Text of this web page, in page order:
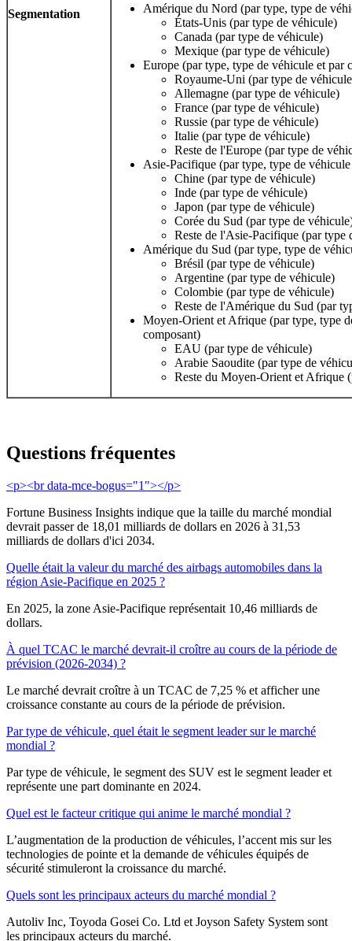
Segmentation
Amérique du Nord (par type, type de
États-Unis (par type de véhicule)
Canada (par type de véhicule)
Mexique (par type de véhicule)
Europe (par type, type de véhicule et par
Royaume-Uni (par type de
Allemagne (par type de véhicule)
France (par type de véhicule)
Russie (par type de véhicule)
Italie (par type de véhicule)
Reste de l'Europe (par type de
Asie-Pacifique (par type, type de
Chine (par type de véhicule)
Inde (par type de véhicule)
Japon (par type de véhicule)
Corée du Sud (par type de
Reste de l'Asie-Pacifique (par type
Amérique du Sud (par type, type de
Brésil (par type de véhicule)
Argentine (par type de véhicule)
Colombie (par type de véhicule)
Reste de l'Amérique du Sud (par
Moyen-Orient et Afrique (par type, type
composant)
EAU (par type de véhicule)
Arabie Saoudite (par type de
Reste du Moyen-Orient et Afrique
Questions fréquentes
<p><br data-mce-bogus="1"></p>
Fortune Business Insights indique que la taille du marché mondial
devrait passer de 18,01 milliards de dollars en 2026 à 31,53
milliards de dollars d'ici 2034.
Quelle était la valeur du marché des airbags automobiles dans la
région Asie-Pacifique en 2025 ?
En 2025, la zone Asie-Pacifique représentait 10,46 milliards de
dollars.
À quel TCAC le marché devrait-il croître au cours de la période de
prévision (2026-2034) ?
Le marché devrait croître à un TCAC de 7,25 % et afficher une
croissance constante au cours de la période de prévision.
Par type de véhicule, quel était le segment leader sur le marché
mondial ?
Par type de véhicule, le segment des SUV est le segment leader et
représente une part dominante en 2024.
Quel est le facteur critique qui anime le marché mondial ?
L’augmentation de la production de véhicules, l’accent mis sur les
technologies de pointe et la demande de véhicules équipés de
sécurité stimuleront la croissance du marché.
Quels sont les principaux acteurs du marché mondial ?
Autoliv Inc, Toyoda Gosei Co. Ltd et Joyson Safety System sont
les principaux acteurs du marché.